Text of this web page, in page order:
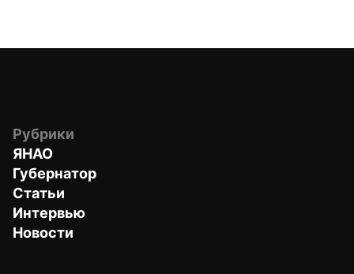
Рубрики
ЯНАО
Губернатор
Статьи
Интервью
Новости